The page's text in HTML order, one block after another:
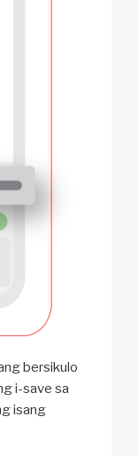
bersikulo
i-save sa
isang